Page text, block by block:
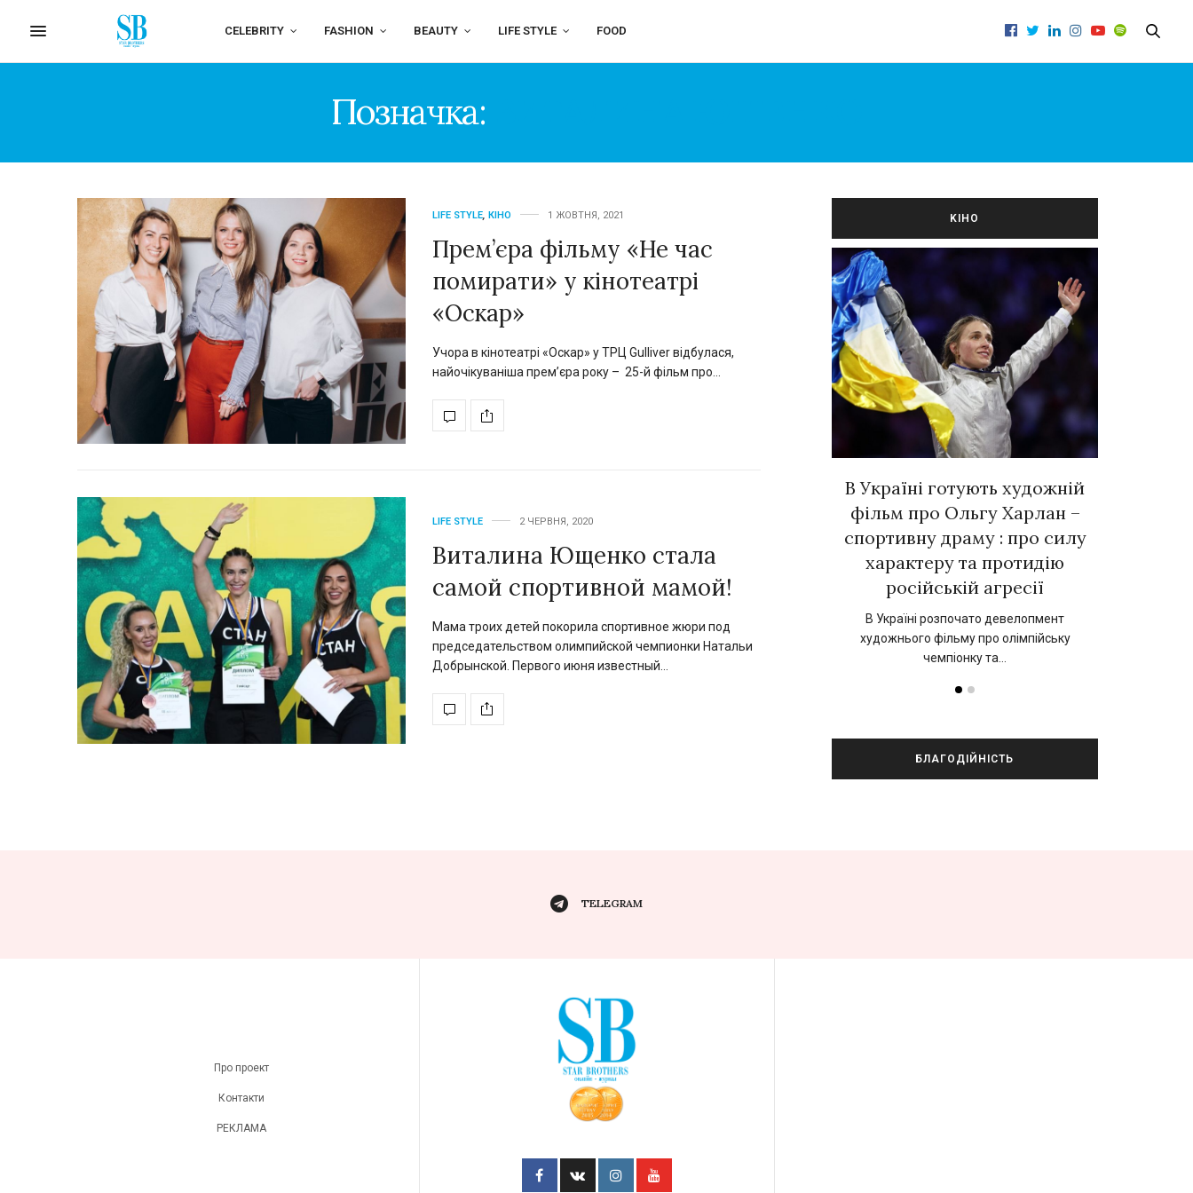
CELEBRITY FASHION BEAUTY LIFE STYLE FOOD
Позначка:
LIFE STYLE, КІНО 1 ЖОВТНЯ, 2021
Прем’єра фільму «Не час
помирати» у кінотеатрі
«Оскар»
Учора в кінотеатрі «Оскар» у ТРЦ Gulliver відбулася,
найочікуваніша прем’єра року – 25-й фільм про…
LIFE STYLE 2 ЧЕРВНЯ, 2020
Виталина Ющенко стала
самой спортивной мамой!
Мама троих детей покорила спортивное жюри под
председательством олимпийской чемпионки Натальи
Добрынской. Первого июня известный…
KIНО
зірок українського кіно у
17 вересня 2026 року в широкий український
прокат вийде повнометражна…
В Україні готують художній
фільм про Ольгу Харлан –
спортивну драму : про силу
характеру та протидію
російській агресії
В Україні розпочато девелопмент
художнього фільму про олімпійську
чемпіонку та…
БЛАГОДІЙНІСТЬ
TELEGRAM
Про проект
Контакти
РЕКЛАМА